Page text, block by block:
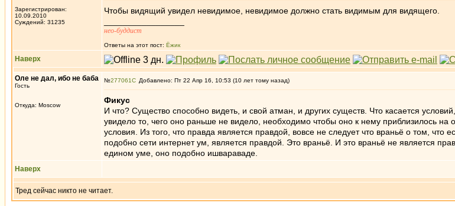
Зарегистрирован:
10.09.2010
Суждений: 31235
Чтобы видящий увидел невидимое, невидимое должно стать видимым для видящего.
нео-буддист
Ответы на этот пост: Ёжик
Наверх
Оле не дал, ибо не баба
Гость
Откуда: Moscow
№277061 Добавлено: Пт 22 Апр 16, 10:53 (10 лет тому назад)
Фикус
И что? Существо способно видеть, и свой атман, и других существ. Что касается
увидело то, чего оно раньше не видело, необходимо чтобы оно к нему приблизилось на
условия. Из того, что правда является правдой, вовсе не следует что враньё о том,
подобно сети интернет ум, является правдой. Это враньё. И это враньё не является
едином уме, оно подобно ишвараваде.
Наверх
Тред сейчас никто не читает.